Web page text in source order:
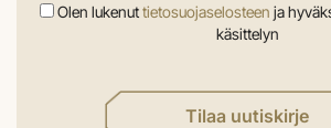
Olen lukenuttietosuojaselosteen ja
käsittelyn
Tilaa uutiskirje